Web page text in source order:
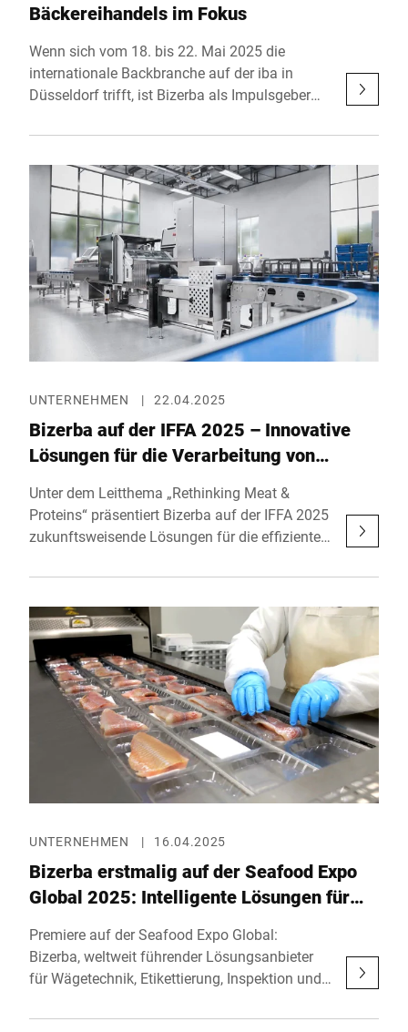
Bäckereihandels im Fokus
Wenn sich vom 18. bis 22. Mai 2025 die
internationale Backbranche auf der iba in
Düsseldorf trifft, ist Bizerba als Impulsgeber
Stand E26 präsentiert das
Lösungen, die Bäckereien fit für die Zukunft
machen – von intelligenten Konzepten für den
Verkaufsraum über digitale
Bestandsüberwachung bis hin zu smarten
Brotschneidemaschinen und effizienten
Steuerungsinstrumenten für das Backoffice.
UNTERNEHMEN | 22.04.2025
Bizerba auf der IFFA 2025 – Innovative
Lösungen für die Verarbeitung von
Unter dem Leitthema „Rethinking Meat &
Proteins“ präsentiert Bizerba auf der IFFA 2025
zukunftsweisende Lösungen für die effiziente,
Fleisch und alternativen Proteinen. Vom 3. bis
Frankfurt am Main (Halle 12.1, Stand A61), wie
intelligente Technologien die gesamte
Wertschöpfungskette optimieren und
gleichzeitig flexibel auf individuelle
Produktanforderungen eingehen können.
UNTERNEHMEN | 16.04.2025
Bizerba erstmalig auf der Seafood Expo
Global 2025: Intelligente Lösungen für
Premiere auf der Seafood Expo Global:
Bizerba, weltweit führender Lösungsanbieter
für Wägetechnik, Etikettierung, Inspektion und
Leitmesse in Barcelona erstmals sein